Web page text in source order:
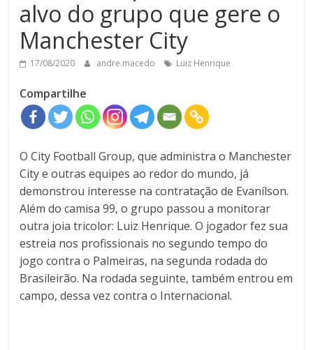
alvo do grupo que gere o
Manchester City
17/08/2020 andre.macedo Luiz Henrique
Compartilhe
O City Football Group, que administra o Manchester
City e outras equipes ao redor do mundo, já
demonstrou interesse na contratação de Evanílson.
Além do camisa 99, o grupo passou a monitorar
outra joia tricolor: Luiz Henrique. O jogador fez sua
estreia nos profissionais no segundo tempo do
jogo contra o Palmeiras, na segunda rodada do
Brasileirão. Na rodada seguinte, também entrou em
campo, dessa vez contra o Internacional.